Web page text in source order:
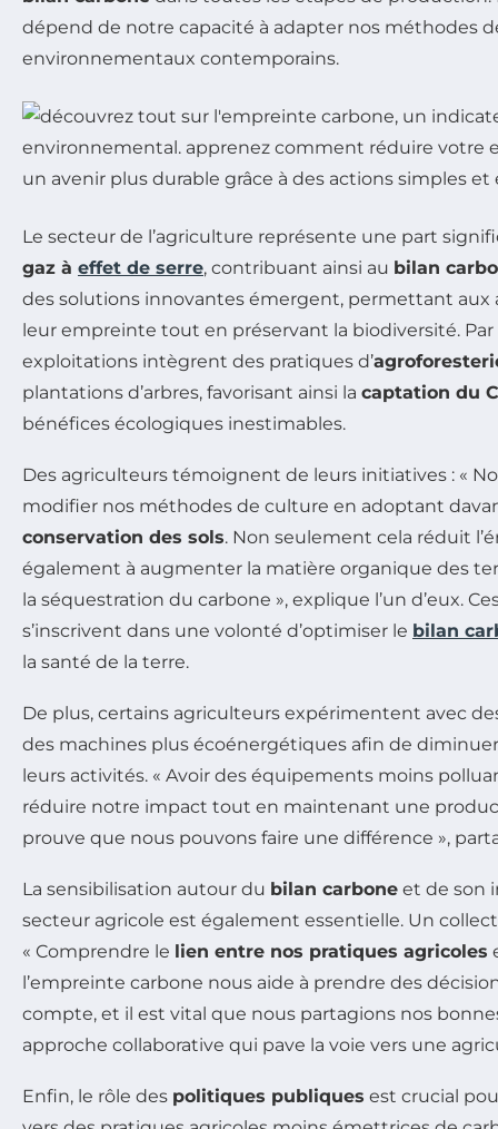
dépend de notre capacité à adapter nos méthodes
environnementaux contemporains.
Le secteur de l’agriculture représente une part
gaz à effet de serre, contribuant ainsi au bilan
des solutions innovantes émergent, permettant aux
leur empreinte tout en préservant la biodiversité.
exploitations intègrent des pratiques d’
plantations d’arbres, favorisant ainsi la captation du
bénéfices écologiques inestimables.
Des agriculteurs témoignent de leurs initiatives : «
modifier nos méthodes de culture en adoptant
conservation des sols. Non seulement cela réduit
également à augmenter la matière organique des
la séquestration du carbone », explique l’un d’eux.
s’inscrivent dans une volonté d’optimiser le bilan
la santé de la terre.
De plus, certains agriculteurs expérimentent avec
des machines plus écoénergétiques afin de diminuer
leurs activités. « Avoir des équipements moins
réduire notre impact tout en maintenant une
prouve que nous pouvons faire une différence »,
La sensibilisation autour du bilan carbone et de son
secteur agricole est également essentielle. Un
« Comprendre le lien entre nos pratiques agricoles
l’empreinte carbone nous aide à prendre des
compte, et il est vital que nous partagions nos
approche collaborative qui pave la voie vers une
Enfin, le rôle des politiques publiques est crucial